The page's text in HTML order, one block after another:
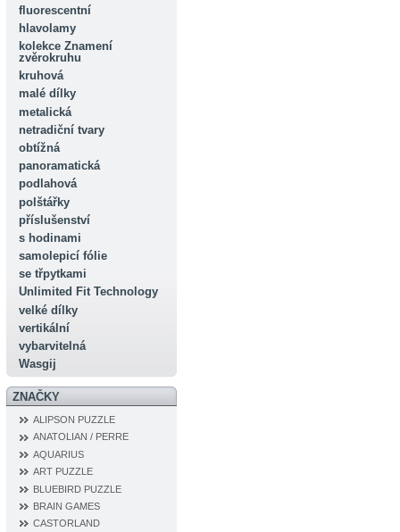
fluorescentní
hlavolamy
kolekce Znamení
zvěrokruhu
kruhová
malé dílky
metalická
netradiční tvary
obtížná
panoramatická
podlahová
polštářky
příslušenství
s hodinami
samolepicí fólie
se třpytkami
Unlimited Fit Technology
velké dílky
vertikální
vybarvitelná
Wasgij
ZNAČKY
ALIPSON PUZZLE
ANATOLIAN / PERRE
AQUARIUS
ART PUZZLE
BLUEBIRD PUZZLE
BRAIN GAMES
CASTORLAND